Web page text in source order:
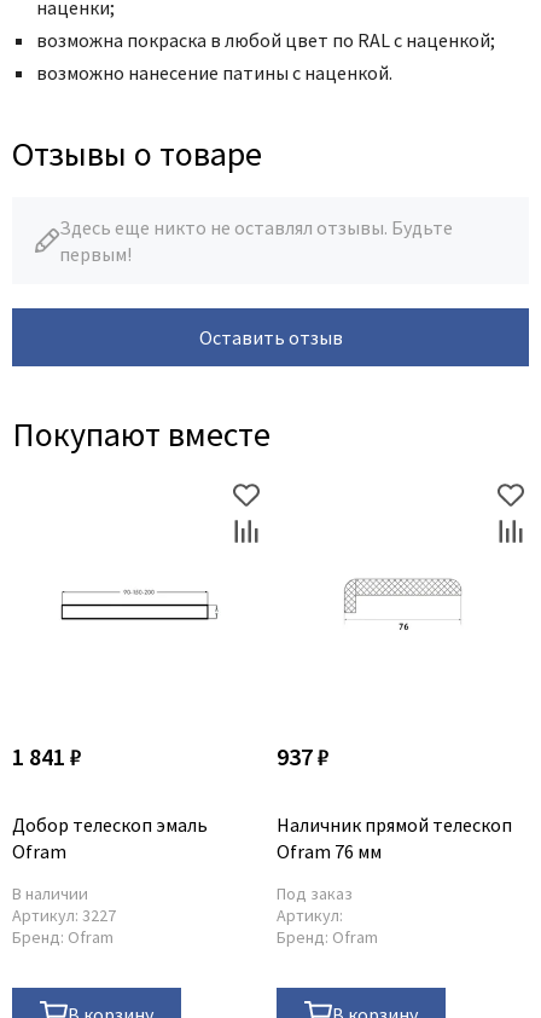
наценки;
возможна покраска в любой цвет по RAL с наценкой;
возможно нанесение патины с наценкой.
Отзывы о товаре
Здесь еще никто не оставлял отзывы. Будьте
первым!
Оставить отзыв
Покупают вместе
1 841 ₽
Добор телескоп эмаль
Ofram
В наличии
Артикул: 3227
Бренд: Ofram
937 ₽
Наличник прямой телескоп
Ofram 76 мм
Под заказ
Артикул:
Бренд: Ofram